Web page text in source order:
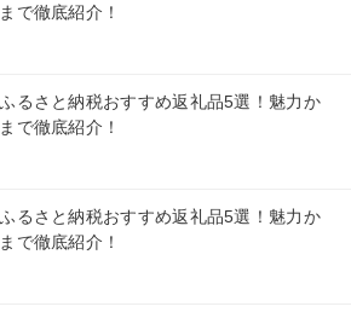
で徹底紹介！
るさと納税おすすめ返礼品5選！魅力か
で徹底紹介！
るさと納税おすすめ返礼品5選！魅力か
で徹底紹介！